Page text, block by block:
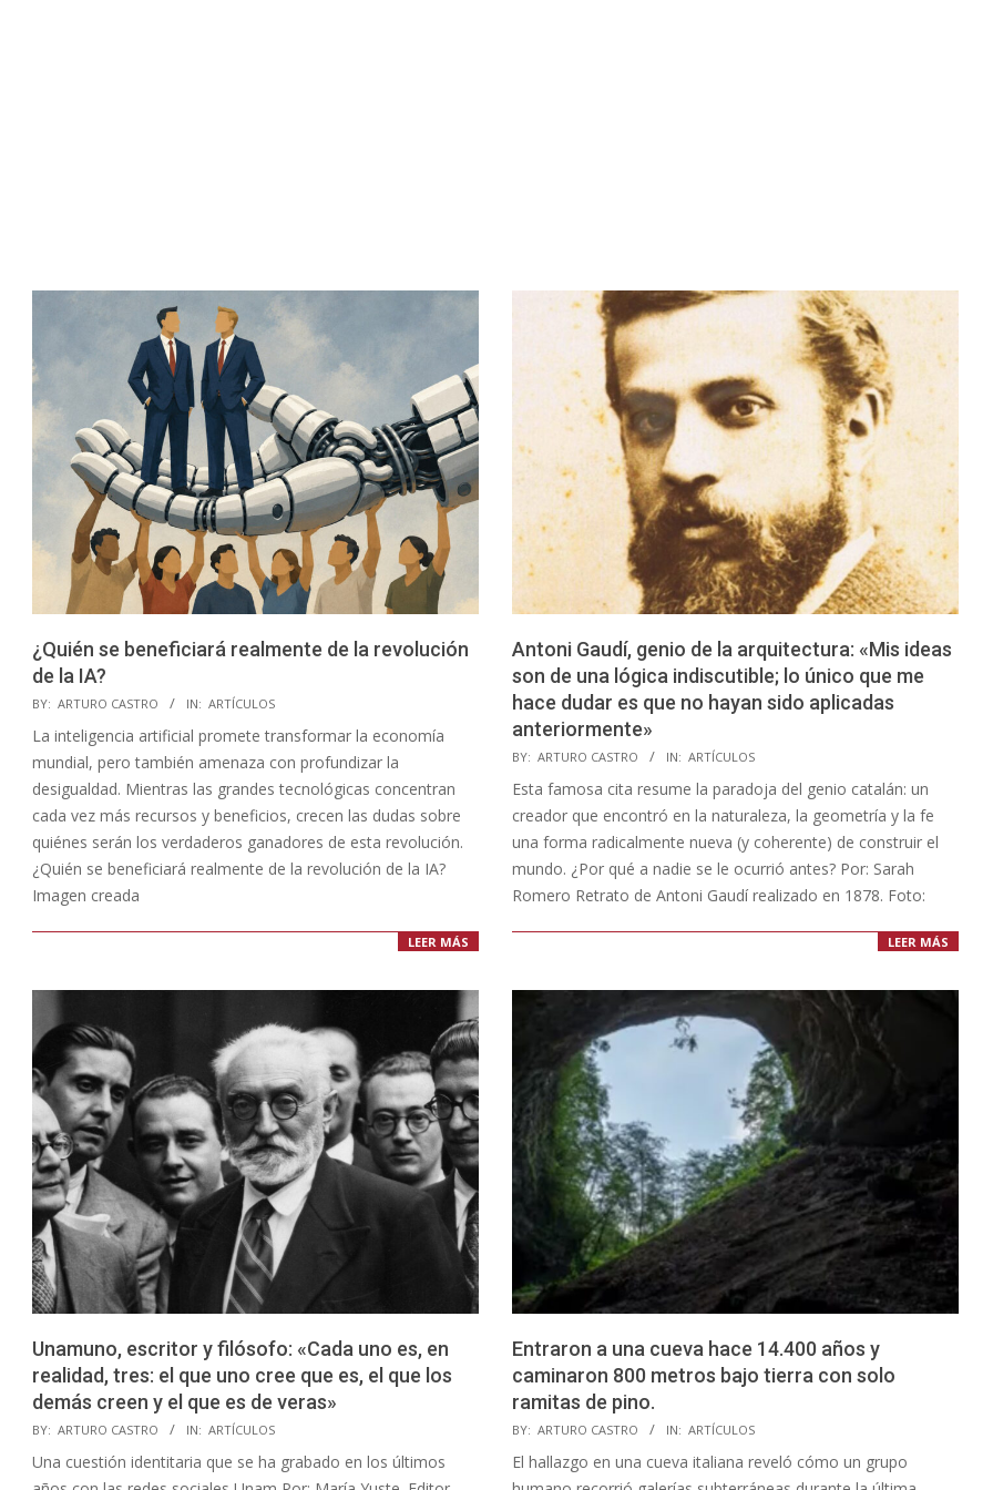
¿Quién se beneficiará realmente de la revolución
de la IA?
2026-
07-
01
BY: ARTURO CASTRO IN: ARTÍCULOS
La inteligencia artificial promete transformar la economía
mundial, pero también amenaza con profundizar la
desigualdad. Mientras las grandes tecnológicas concentran
cada vez más recursos y beneficios, crecen las dudas sobre
quiénes serán los verdaderos ganadores de esta revolución.
¿Quién se beneficiará realmente de la revolución de la IA?
Imagen creada
LEER MÁS
Antoni Gaudí, genio de la arquitectura: «Mis ideas
son de una lógica indiscutible; lo único que me
hace dudar es que no hayan sido aplicadas
anteriormente»
2026-
06-
25
BY: ARTURO CASTRO IN: ARTÍCULOS
Esta famosa cita resume la paradoja del genio catalán: un
creador que encontró en la naturaleza, la geometría y la fe
una forma radicalmente nueva (y coherente) de construir el
mundo. ¿Por qué a nadie se le ocurrió antes? Por: Sarah
Romero Retrato de Antoni Gaudí realizado en 1878. Foto:
LEER MÁS
Unamuno, escritor y filósofo: «Cada uno es, en
realidad, tres: el que uno cree que es, el que los
demás creen y el que es de veras»
2026-
06-
17
BY: ARTURO CASTRO IN: ARTÍCULOS
Una cuestión identitaria que se ha grabado en los últimos
Entraron a una cueva hace 14.400 años y
caminaron 800 metros bajo tierra con solo
ramitas de pino.
2026-
06-
14
BY: ARTURO CASTRO IN: ARTÍCULOS
El hallazgo en una cueva italiana reveló cómo un grupo